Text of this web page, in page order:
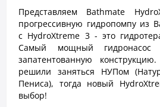
Представляем Bathmate
прогрессивную гидропомпу из
с HydroXtreme 3 - это
Самый мощный гидронасос
запатентованную
решили заняться НУПом
Пениса), тогда новый
выбор!